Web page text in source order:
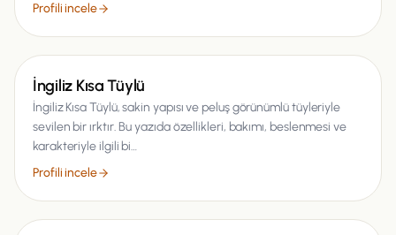
Profili incele
Kedi
İngiliz Kısa Tüylü
İngiliz Kısa Tüylü, sakin yapısı ve peluş görünümlü tüyleriyle
sevilen bir ırktır. Bu yazıda özellikleri, bakımı, beslenmesi ve
karakteriyle ilgili bi…
Profili incele